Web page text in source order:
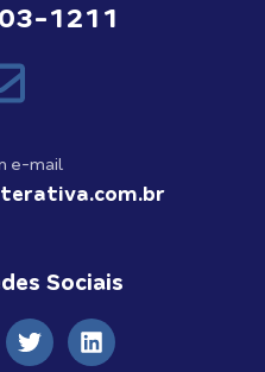
1211
e-mail
Sociais